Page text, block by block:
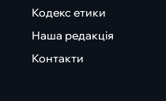
Кодекс етики
Наша редакція
Контакти